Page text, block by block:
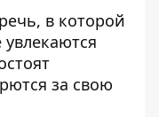
в которой
за свою